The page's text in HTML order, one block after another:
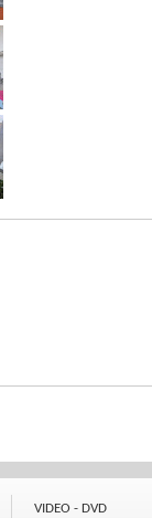
VIDEO - DVD